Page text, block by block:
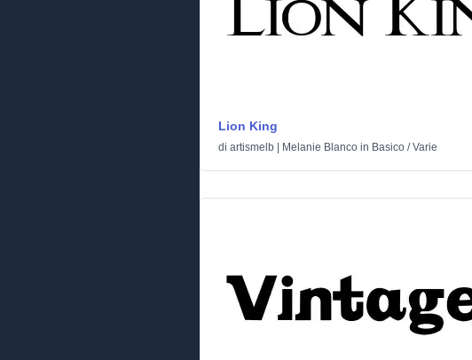
Lion King
di artismelb | Melanie Blanco in Basico /Varie